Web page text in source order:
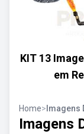
KIT 13
em
Home> Imagens
Imagens